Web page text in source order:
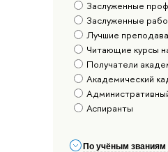
Заслуженные
Заслуженные
Лучшие
Читающие курсы
Получатели
Академический
Аспиранты
По учёным званиям